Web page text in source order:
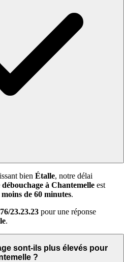
bien Étalle, notre délai
débouchage à Chantemelle est
moins de 60 minutes.
23.23.23 pour une réponse
.
sont-ils plus élevés pour
?